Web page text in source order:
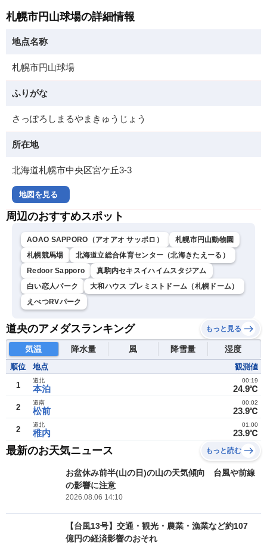
札幌市円山球場の詳細情報
地点名称
札幌市円山球場
ふりがな
さっぽろしまるやまきゅうじょう
所在地
北海道札幌市中央区宮ケ丘3-3
地図を見る
周辺のおすすめスポット
AOAO SAPPORO（アオアオ サッポロ）
札幌市円山動物園
札幌競馬場
北海道立総合体育センター（北海きたえーる）
Redoor Sapporo
真駒内セキスイハイムスタジアム
白い恋人パーク
大和ハウス プレミストドーム（札幌ドーム）
えべつRVパーク
道央のアメダスランキング もっと見る
気温 降水量 風 降雪量 湿度
順位 地点 観測値
1 本泊
道北
24.9℃
00:19
2 松前
道南
23.9℃
00:02
2 稚内
道北
23.9℃
01:00
最新のお天気ニュース もっと読む
お盆休み前半(山の日)の山の天気傾向 台風や前線
の影響に注意
2026.08.06 14:10
【台風13号】交通・観光・農業・漁業など約107
億円の経済影響のおそれ